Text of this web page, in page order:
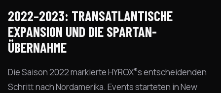
2022–2023: TRANSATLANTISCHE
EXPANSION UND DIE SPARTAN-
ÜBERNAHME
Die Saison 2022 markierte HYROX®s entscheidenden
Schritt nach Nordamerika. Events starteten in New